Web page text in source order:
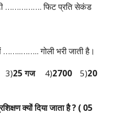
……………. फिट प्रति सेकंड
गोली भरी जाती है।
3)25 गज4)2700 5)20
क्यों दिया जाता है ? ( 05